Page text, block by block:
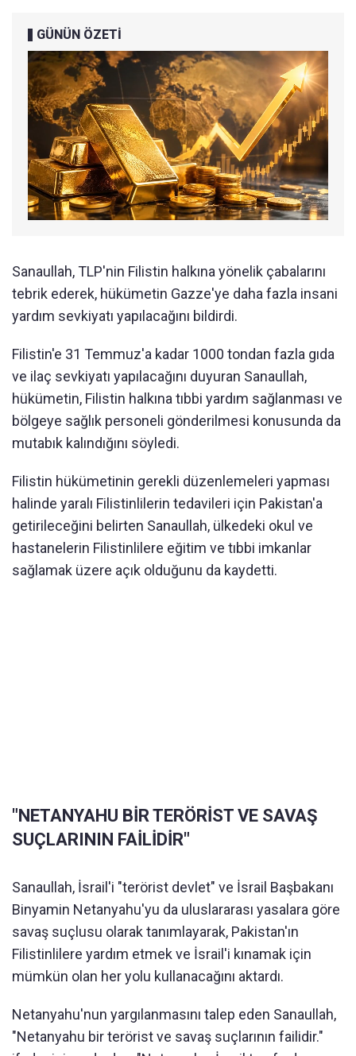
GÜNÜN ÖZETİ
Sanaullah, TLP'nin Filistin halkına yönelik çabalarını
tebrik ederek, hükümetin Gazze'ye daha fazla insani
yardım sevkiyatı yapılacağını bildirdi.
Filistin'e 31 Temmuz'a kadar 1000 tondan fazla gıda
ve ilaç sevkiyatı yapılacağını duyuran Sanaullah,
hükümetin, Filistin halkına tıbbi yardım sağlanması ve
bölgeye sağlık personeli gönderilmesi konusunda da
mutabık kalındığını söyledi.
Filistin hükümetinin gerekli düzenlemeleri yapması
halinde yaralı Filistinlilerin tedavileri için Pakistan'a
getirileceğini belirten Sanaullah, ülkedeki okul ve
hastanelerin Filistinlilere eğitim ve tıbbi imkanlar
sağlamak üzere açık olduğunu da kaydetti.
"NETANYAHU BİR TERÖRİST VE SAVAŞ
SUÇLARININ FAİLİDİR"
Sanaullah, İsrail'i "terörist devlet" ve İsrail Başbakanı
Binyamin Netanyahu'yu da uluslararası yasalara göre
savaş suçlusu olarak tanımlayarak, Pakistan'ın
Filistinlilere yardım etmek ve İsrail'i kınamak için
mümkün olan her yolu kullanacağını aktardı.
Netanyahu'nun yargılanmasını talep eden Sanaullah,
"Netanyahu bir terörist ve savaş suçlarının failidir."